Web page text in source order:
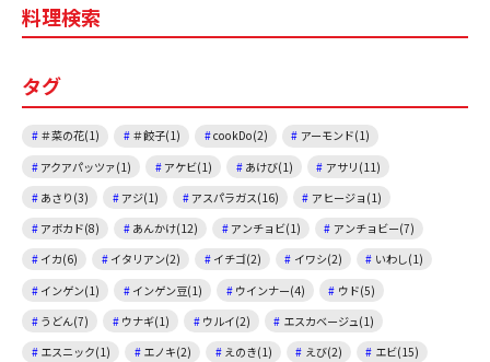
料理検索
タグ
＃菜の花(1) ＃餃子(1) cookDo(2)
アーモンド(1)
アクアパッツァ(1)
アケビ(1) あけび(1)
アサリ(11)
あさり(3)
アジ(1) アスパラガス(16)
アヒージョ(1)
アボカド(8)
あんかけ(12) アンチョビ(1)
アンチョビー(7)
イカ(6)
イタリアン(2) イチゴ(2) イワシ(2)
いわし(1)
インゲン(1)
インゲン豆(1) ウインナー(4)
ウド(5)
うどん(7)
ウナギ(1) ウルイ(2)
エスカベージュ(1)
エスニック(1)
エノキ(2) えのき(1) えび(2)
エビ(15)